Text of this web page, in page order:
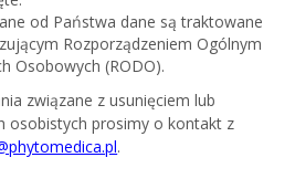
od Państwa dane są traktowane
Rozporządzeniem Ogólnym
Osobowych (RODO).
związane z usunięciem lub
osobistych prosimy o kontakt z
.